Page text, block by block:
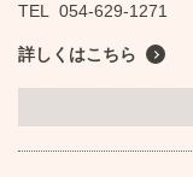
TEL
054-629-1271
詳しくはこちら